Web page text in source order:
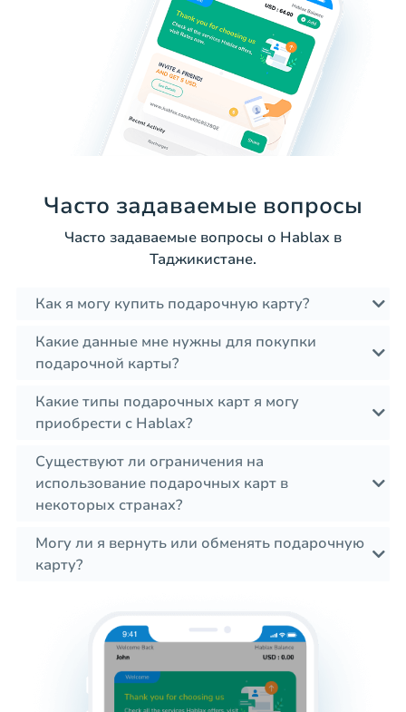
Часто задаваемые вопросы
Часто задаваемые вопросы о Hablax в
Таджикистане.
Как я могу купить подарочную карту?
Какие данные мне нужны для покупки
подарочной карты?
Какие типы подарочных карт я могу
приобрести с Hablax?
Существуют ли ограничения на
использование подарочных карт в
некоторых странах?
Могу ли я вернуть или обменять подарочную
карту?